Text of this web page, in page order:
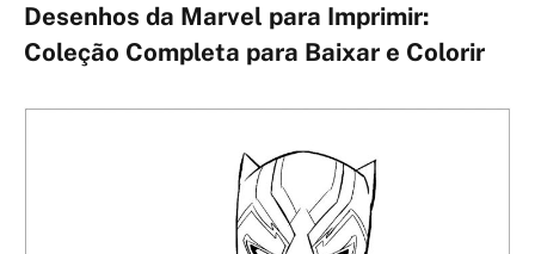
Desenhos da Marvel para Imprimir:
Coleção Completa para Baixar e Colorir